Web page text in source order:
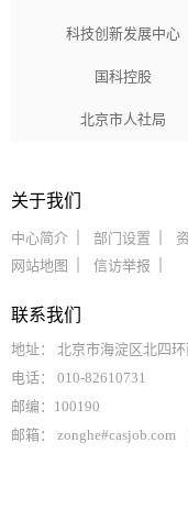
科技创新发展中心
国科控股
北京市人社局
关于我们
中心简介 部门设置
网站地图
信访举报
联系我们
地址： 北京市海淀区北四
电话： 010-82610731
邮编：100190
邮箱： zonghe#casjob.com